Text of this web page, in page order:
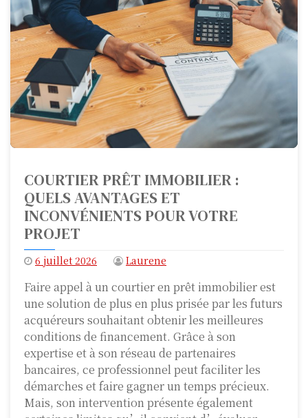
COURTIER PRÊT IMMOBILIER :
QUELS AVANTAGES ET
INCONVÉNIENTS POUR VOTRE
PROJET
6 juillet 2026 Laurene
Faire appel à un courtier en prêt immobilier est
une solution de plus en plus prisée par les futurs
acquéreurs souhaitant obtenir les meilleures
conditions de financement. Grâce à son
expertise et à son réseau de partenaires
bancaires, ce professionnel peut faciliter les
démarches et faire gagner un temps précieux.
Mais, son intervention présente également